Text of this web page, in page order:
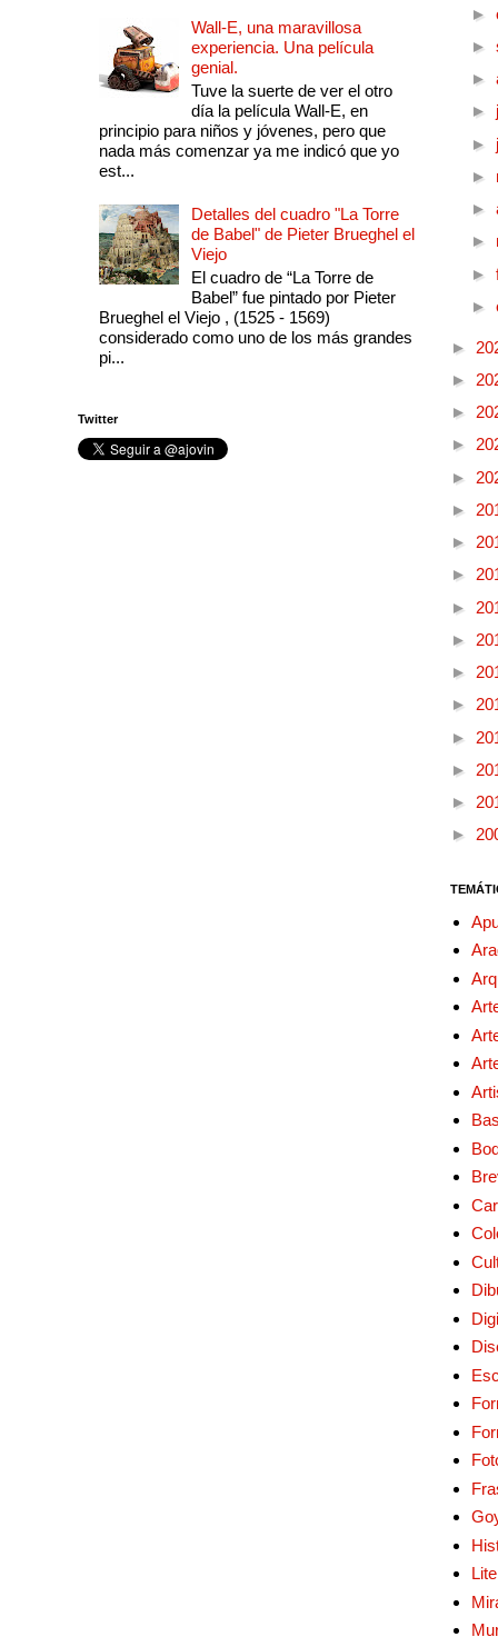
Wall-E, una maravillosa
experiencia. Una película
genial.
Tuve la suerte de ver el otro
día la película Wall-E, en
principio para niños y jóvenes, pero que
nada más comenzar ya me indicó que yo
est...
Detalles del cuadro "La Torre
de Babel" de Pieter Brueghel el
Viejo
El cuadro de “La Torre de
Babel” fue pintado por Pieter
Brueghel el Viejo , (1525 - 1569)
considerado como uno de los más grandes
pi...
Twitter
►
►
►
►
►
►
►
►
►
►
►
►
►
►
►
►
►
►
►
►
►
►
►
►
►
►